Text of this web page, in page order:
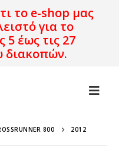
το e-shop μας
για το
5 έως τις 27
διακοπών.
800 2012